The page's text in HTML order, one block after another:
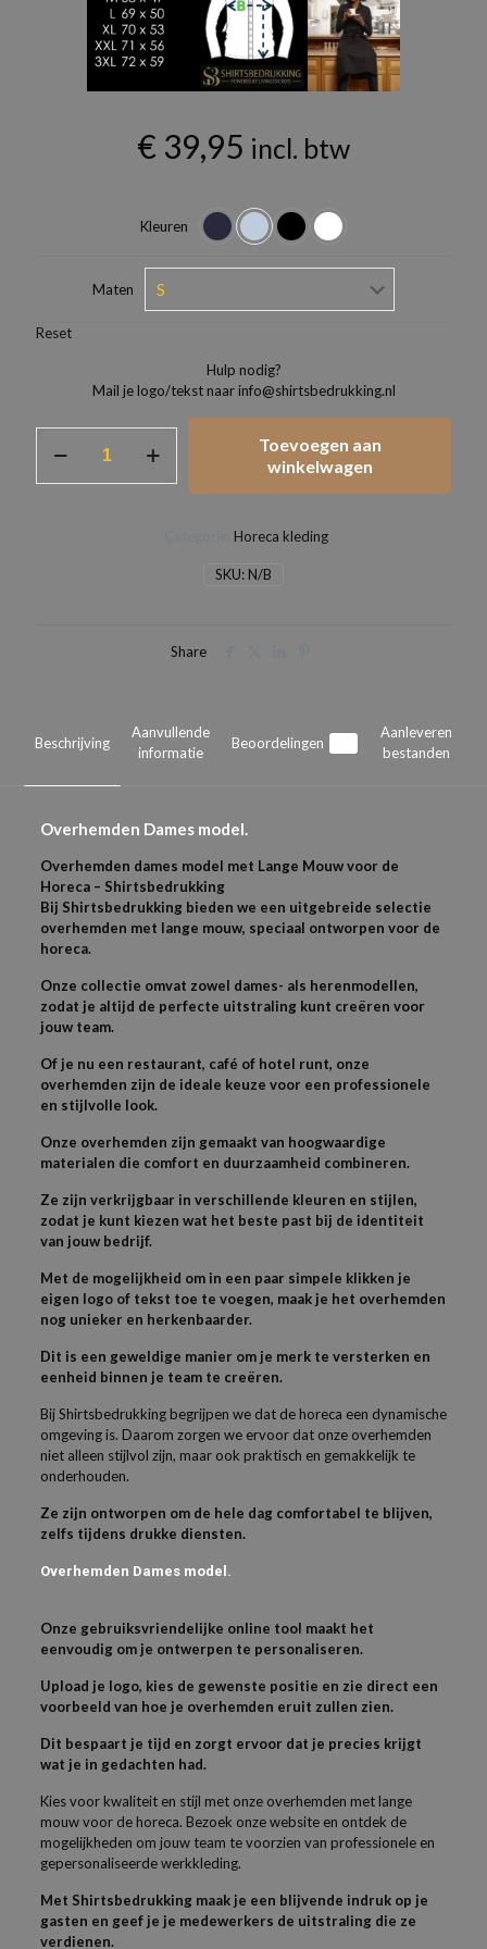
€ 39,95 incl. btw
Kleuren
Maten
Reset
Hulp nodig?
Mail je logo/tekst naar info@shirtsbedrukking.nl
Dames
Toevoegen aan
winkelwagen
SKU:N/B
Horeca kleding
Share
Beschrijving
Aanvullende
informatie
Beoordelingen
Aanleveren
bestanden
Overhemden Dames model.
Overhemden dames model met Lange Mouw voor de
Horeca – Shirtsbedrukking
Bij Shirtsbedrukking bieden we een uitgebreide selectie
overhemden met lange mouw, speciaal ontworpen voor de
horeca.
Onze collectie omvat zowel dames- als herenmodellen,
zodat je altijd de perfecte uitstraling kunt creëren voor
jouw team.
Of je nu een restaurant, café of hotel runt, onze
overhemden zijn de ideale keuze voor een professionele
en stijlvolle look.
Onze overhemden zijn gemaakt van hoogwaardige
materialen die comfort en duurzaamheid combineren.
Ze zijn verkrijgbaar in verschillende kleuren en stijlen,
zodat je kunt kiezen wat het beste past bij de identiteit
van jouw bedrijf.
Met de mogelijkheid om in een paar simpele klikken je
eigen logo of tekst toe te voegen, maak je het overhemden
nog unieker en herkenbaarder.
Dit is een geweldige manier om je merk te versterken en
eenheid binnen je team te creëren.
Bij Shirtsbedrukking begrijpen we dat de horeca een dynamische
omgeving is. Daarom zorgen we ervoor dat onze overhemden
niet alleen stijlvol zijn, maar ook praktisch en gemakkelijk te
onderhouden.
Ze zijn ontworpen om de hele dag comfortabel te blijven,
zelfs tijdens drukke diensten.
Overhemden Dames model.
Onze gebruiksvriendelijke online tool maakt het
eenvoudig om je ontwerpen te personaliseren.
Upload je logo, kies de gewenste positie en zie direct een
voorbeeld van hoe je overhemden eruit zullen zien.
Dit bespaart je tijd en zorgt ervoor dat je precies krijgt
wat je in gedachten had.
Kies voor kwaliteit en stijl met onze overhemden met lange
mouw voor de horeca. Bezoek onze website en ontdek de
mogelijkheden om jouw team te voorzien van professionele en
gepersonaliseerde werkkleding.
Met Shirtsbedrukking maak je een blijvende indruk op je
gasten en geef je je medewerkers de uitstraling die ze
verdienen.